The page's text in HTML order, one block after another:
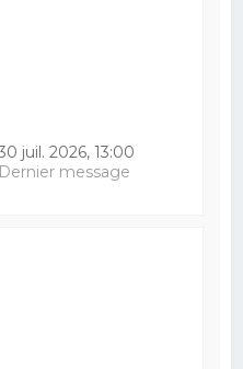
juil. 2026, 13:00
Dernier message